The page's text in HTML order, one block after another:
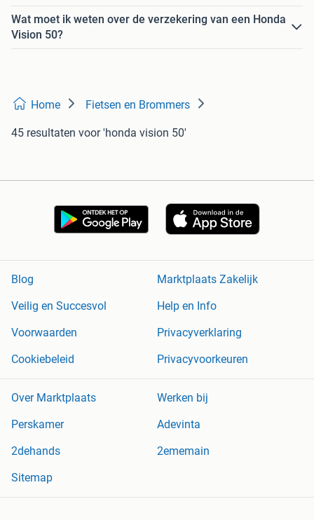
Wat moet ik weten over de verzekering van een Honda
Vision 50?
Home Fietsen en Brommers
45 resultaten voor 'honda vision 50'
Blog
Marktplaats Zakelijk
Veilig en Succesvol
Help en Info
Voorwaarden
Privacyverklaring
Cookiebeleid
Privacyvoorkeuren
Over Marktplaats
Werken bij
Perskamer
Adevinta
2dehands
2ememain
Sitemap